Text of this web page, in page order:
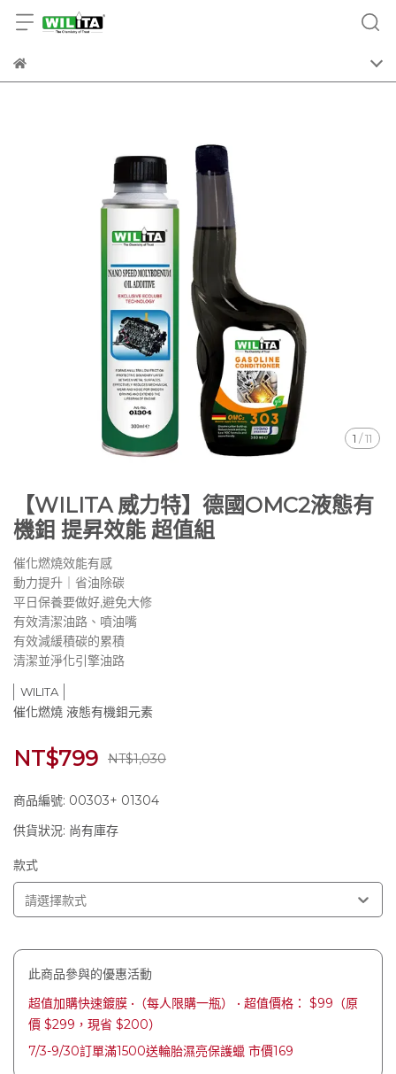
1 /11
【WILITA 威力特】德國OMC2液態有
機鉬 提昇效能 超值組
催化燃燒效能有感
動力提升｜省油除碳
平日保養要做好,避免大修
有效清潔油路、噴油嘴
有效減緩積碳的累積
清潔並淨化引擎油路
WILITA
催化燃燒 液態有機鉬元素
NT$799 NT$1,030
商品編號: 00303+ 01304
供貨狀況: 尚有庫存
款式
此商品參與的優惠活動
超值加購快速鍍膜 •（每人限購一瓶） • 超值價格： $99（原
價 $299，現省 $200）
7/3-9/30訂單滿1500送輪胎濕亮保護蠟 市價169